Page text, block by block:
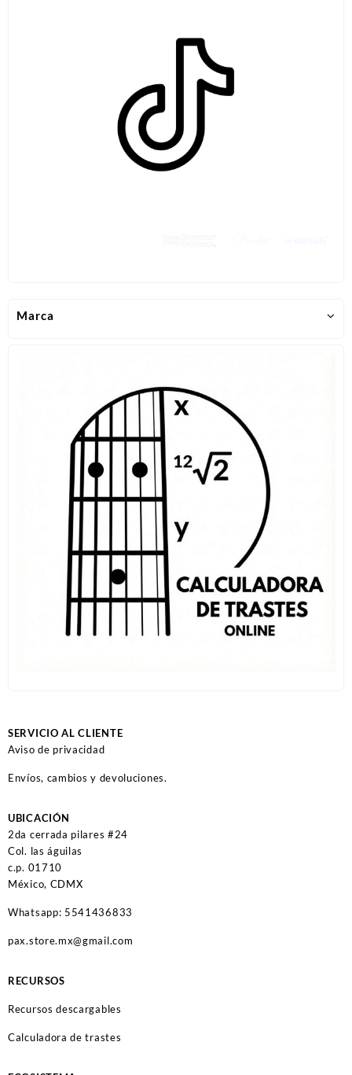
Marca
SERVICIO AL CLIENTE
Aviso de privacidad
Envíos, cambios y devoluciones.
UBICACIÓN
2da cerrada pilares #24
Col. las águilas
c.p. 01710
México, CDMX
Whatsapp: 5541436833
pax.store.mx@gmail.com
RECURSOS
Recursos descargables
Calculadora de trastes